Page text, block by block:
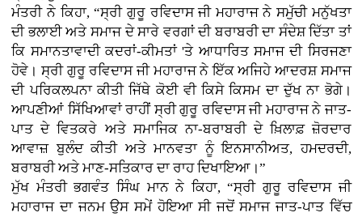
ਮੰਤਰੀ ਨੇ ਕਿਹਾ, “ਸ੍ਰੀ ਗੁਰੂ ਰਵਿਦਾਸ ਜੀ ਮਹਾਰਾਜ ਨੇ ਸਮੁੱਚੀ ਮਨੁੱਖਤਾ
ਦੀ ਭਲਾਈ ਅਤੇ ਸਮਾਜ ਦੇ ਸਾਰੇ ਵਰਗਾਂ ਦੀ ਬਰਾਬਰੀ ਦਾ ਸੰਦੇਸ਼ ਦਿੱਤਾ ਤਾਂ
ਕਿ ਸਮਾਨਤਾਵਾਦੀ ਕਦਰਾਂ-ਕੀਮਤਾਂ 'ਤੇ ਆਧਾਰਿਤ ਸਮਾਜ ਦੀ ਸਿਰਜਣਾ
ਹੋਵੇ। ਸ੍ਰੀ ਗੁਰੂ ਰਵਿਦਾਸ ਜੀ ਮਹਾਰਾਜ ਨੇ ਇੱਕ ਅਜਿਹੇ ਆਦਰਸ਼ ਸਮਾਜ
ਦੀ ਪਰਿਕਲਪਨਾ ਕੀਤੀ ਜਿੱਥੇ ਕੋਈ ਵੀ ਕਿਸੇ ਕਿਸਮ ਦਾ ਦੁੱਖ ਨਾ ਭੋਗੇ।
ਆਪਣੀਆਂ ਸਿੱਖਿਆਵਾਂ ਰਾਹੀਂ ਸ੍ਰੀ ਗੁਰੂ ਰਵਿਦਾਸ ਜੀ ਮਹਾਰਾਜ ਨੇ ਜਾਤ-
ਪਾਤ ਦੇ ਵਿਤਕਰੇ ਅਤੇ ਸਮਾਜਿਕ ਨਾ-ਬਰਾਬਰੀ ਦੇ ਖ਼ਿਲਾਫ਼ ਜ਼ੋਰਦਾਰ
ਆਵਾਜ਼ ਬੁਲੰਦ ਕੀਤੀ ਅਤੇ ਮਾਨਵਤਾ ਨੂੰ ਇਨਸਾਨੀਅਤ, ਹਮਦਰਦੀ,
ਬਰਾਬਰੀ ਅਤੇ ਮਾਣ-ਸਤਿਕਾਰ ਦਾ ਰਾਹ ਦਿਖਾਇਆ।”
ਮੁੱਖ ਮੰਤਰੀ ਭਗਵੰਤ ਸਿੰਘ ਮਾਨ ਨੇ ਕਿਹਾ, “ਸ੍ਰੀ ਗੁਰੂ ਰਵਿਦਾਸ ਜੀ
ਮਹਾਰਾਜ ਦਾ ਜਨਮ ਉਸ ਸਮੇਂ ਹੋਇਆ ਸੀ ਜਦੋਂ ਸਮਾਜ ਜਾਤ-ਪਾਤ ਵਿੱਚ